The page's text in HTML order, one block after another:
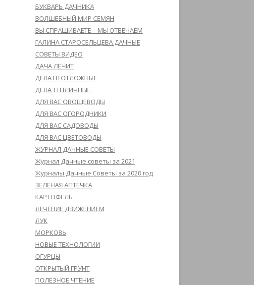
БУКВАРЬ ДАЧНИКА
ВОЛШЕБНЫЙ МИР СЕМЯН
ВЫ СПРАШИВАЕТЕ – МЫ ОТВЕЧАЕМ
ГАЛИНА СТАРОСЕЛЬЦЕВА ДАЧНЫЕ
СОВЕТЫ ВИДЕО
ДАЧА ЛЕЧИТ
ДЕЛА НЕОТЛОЖНЫЕ
ДЕЛА ТЕПЛИЧНЫЕ
ДЛЯ ВАС ОВОЩЕВОДЫ
ДЛЯ ВАС ОГОРОДНИКИ
ДЛЯ ВАС САДОВОДЫ
ДЛЯ ВАС ЦВЕТОВОДЫ
ЖУРНАЛ ДАЧНЫЕ СОВЕТЫ
Журнал Дачные советы за 2021
Журналы Дачные Советы за 2020 год
ЗЕЛЕНАЯ АПТЕЧКА
КАРТОФЕЛЬ
ЛЕЧЕНИЕ ДВИЖЕНИЕМ
ЛУК
МОРКОВЬ
НОВЫЕ ТЕХНОЛОГИИ
ОГУРЦЫ
ОТКРЫТЫЙ ГРУНТ
ПОЛЕЗНОЕ ЧТЕНИЕ